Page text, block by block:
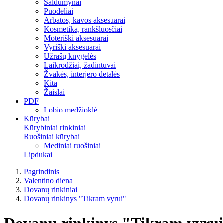
Saldumynai
Puodeliai
Arbatos, kavos aksesuarai
Kosmetika, rankšluosčiai
Moteriški aksesuarai
Vyriški aksesuarai
Užrašų knygelės
Laikrodžiai, žadintuvai
Žvakės, interjero detalės
Kita
Žaislai
PDF
Lobio medžioklė
Kūrybai
Kūrybiniai rinkiniai
Ruošiniai kūrybai
Mediniai ruošiniai
Lipdukai
Pagrindinis
Valentino diena
Dovanų rinkiniai
Dovanų rinkinys "Tikram vyrui"